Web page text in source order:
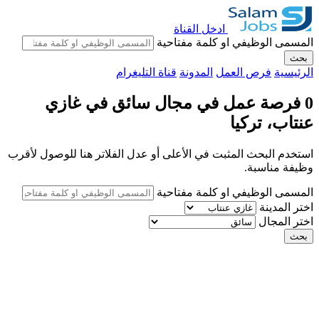
ادخل القناة
المسمى الوظيفي او كلمة مفتاحية
بحث
الرئيسية فرص العمل المدونة قناة التليغرام
0 فرصة عمل في مجال سائق في غازي
عنتاب، تركيا
استخدم البحث المثبت في الأعلى أو عدل الفلاتر هنا للوصول لأقرب
وظيفة مناسبة.
المسمى الوظيفي او كلمة مفتاحية
اختر المدينة
اختر المجال
بحث